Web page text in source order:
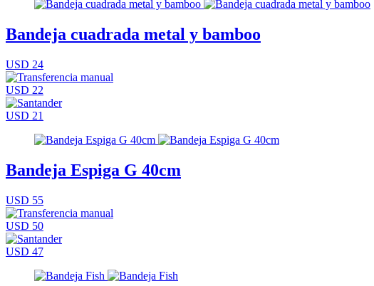
Bandeja cuadrada metal y bamboo
USD 24
USD 22
USD 21
Bandeja Espiga G 40cm
USD 55
USD 50
USD 47